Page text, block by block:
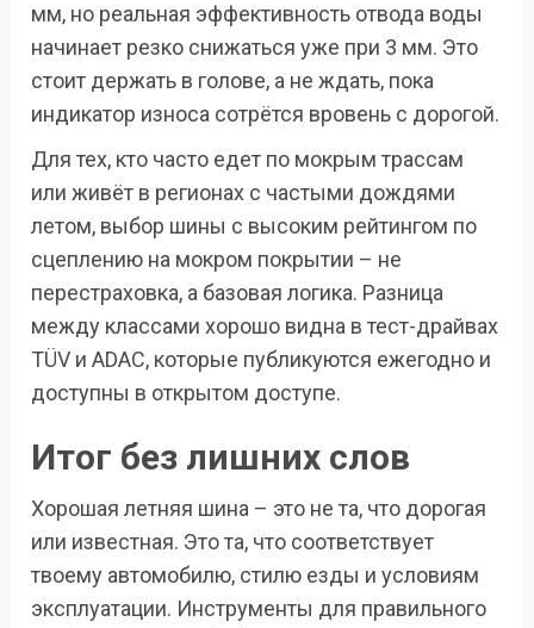
мм, но реальная эффективность отвода воды
начинает резко снижаться уже при 3 мм. Это
стоит держать в голове, а не ждать, пока
индикатор износа сотрётся вровень с дорогой.
Для тех, кто часто едет по мокрым трассам
или живёт в регионах с частыми дождями
летом, выбор шины с высоким рейтингом по
сцеплению на мокром покрытии – не
перестраховка, а базовая логика. Разница
между классами хорошо видна в тест-драйвах
TÜV и ADAC, которые публикуются ежегодно и
доступны в открытом доступе.
Итог без лишних слов
Хорошая летняя шина – это не та, что дорогая
или известная. Это та, что соответствует
твоему автомобилю, стилю езды и условиям
эксплуатации. Инструменты для правильного